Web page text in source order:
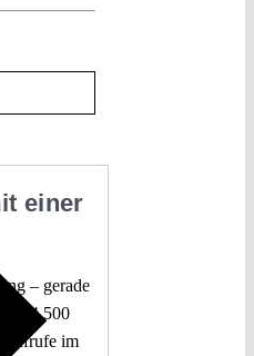
einer
– gerade
4.500
im